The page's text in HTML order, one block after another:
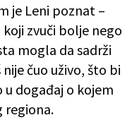
je Leni poznat –
zvuči bolje nego
mogla da sadrži
čuo uživo, što bi
događaj o kojem
regiona.